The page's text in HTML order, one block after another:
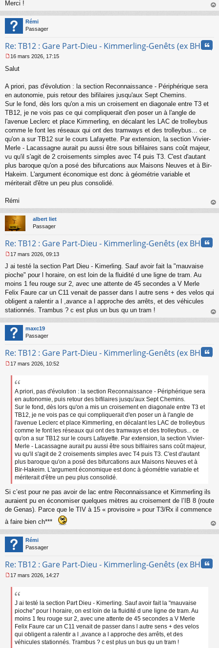
u
Merci !
au
Rémi
Passager
Re: TB12 : Gare Part-Dieu - Kimmerling-Genêts (ex BHNS)
e
s
a
g
e
n
o
n
u
16 mars 2026, 17:15
Salut
A priori, pas d'évolution : la section Reconnaissance - Périphérique sera
en autonomie, puis retour des bifilaires jusqu'aux Sept Chemins.
Sur le fond, dès lors qu'on a mis un croisement en diagonale entre T3 et
TB12, je ne vois pas ce qui compliquerait d'en poser un à l'angle de
l'avenue Leclerc et place Kimmerling, en décalant les LAC de trolleybus
comme le font les réseaux qui ont des tramways et des trolleybus... ce
qu'on a sur TB12 sur le cours Lafayette. Par extension, la section Vivier-
Merle - Lacassagne aurait pu aussi être sous bifilaires sans coût majeur,
vu qu'il s'agit de 2 croisements simples avec T4 puis T3. C'est d'autant
plus baroque qu'on a posé des bifurcations aux Maisons Neuves et à Bir-
Hakeim. L'argument économique est donc à géométrie variable et
mériterait d'être un peu plus consolidé.
Rémi
au
albert liet
Passager
Re: TB12 : Gare Part-Dieu - Kimmerling-Genêts (ex BHNS)
e
s
s
a
g
e
n
o
n
l
u
17 mars 2026, 09:13
J ai testé la section Part Dieu - Kimerling. Sauf avoir fait la "mauvaise
pioche" pour l horaire, on est loin de la fluidité d une ligne de tram. Au
moins 1 feu rouge sur 2, avec une attente de 45 secondes a V Merle
Felix Faure car un C11 venait de passer dans l autre sens + des velos qui
obligent a ralentir a l ,avance a l approche des arrêts, et des véhicules
stationnés. Trambus ? c est plus un bus qu un tram !
au
maxc19
Passager
Re: TB12 : Gare Part-Dieu - Kimmerling-Genêts (ex BHNS)
e
17 mars 2026, 10:52
A priori, pas d'évolution : la section Reconnaissance - Périphérique sera
en autonomie, puis retour des bifilaires jusqu'aux Sept Chemins.
Sur le fond, dès lors qu'on a mis un croisement en diagonale entre T3 et
TB12, je ne vois pas ce qui compliquerait d'en poser un à l'angle de
l'avenue Leclerc et place Kimmerling, en décalant les LAC de trolleybus
comme le font les réseaux qui ont des tramways et des trolleybus... ce
qu'on a sur TB12 sur le cours Lafayette. Par extension, la section Vivier-
Merle - Lacassagne aurait pu aussi être sous bifilaires sans coût majeur,
vu qu'il s'agit de 2 croisements simples avec T4 puis T3. C'est d'autant
plus baroque qu'on a posé des bifurcations aux Maisons Neuves et à
Bir-Hakeim. L'argument économique est donc à géométrie variable et
mériterait d'être un peu plus consolidé.
Si c’est pour ne pas avoir de lac entre Reconnaissance et Kimmerling ils
auraient pu en économiser quelques mètres au croisement de l’IB 8 (route
de Genas). Parce que le TIV à 15 « provisoire » pour T3/Rx il commence
à faire bien ch***
au
Rémi
Passager
Re: TB12 : Gare Part-Dieu - Kimmerling-Genêts (ex BHNS)
e
17 mars 2026, 14:27
J ai testé la section Part Dieu - Kimerling. Sauf avoir fait la "mauvaise
pioche" pour l horaire, on est loin de la fluidité d une ligne de tram. Au
moins 1 feu rouge sur 2, avec une attente de 45 secondes a V Merle
Felix Faure car un C11 venait de passer dans l autre sens + des velos
qui obligent a ralentir a l ,avance a l approche des arrêts, et des
véhicules stationnés. Trambus ? c est plus un bus qu un tram !